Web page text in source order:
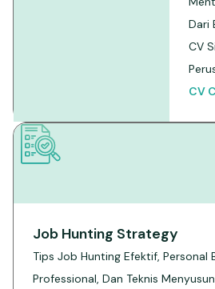
Dari
CV
CV
Job Hunting Strategy
Tips Job Hunting Efektif, Personal
Professional, Dan Teknis